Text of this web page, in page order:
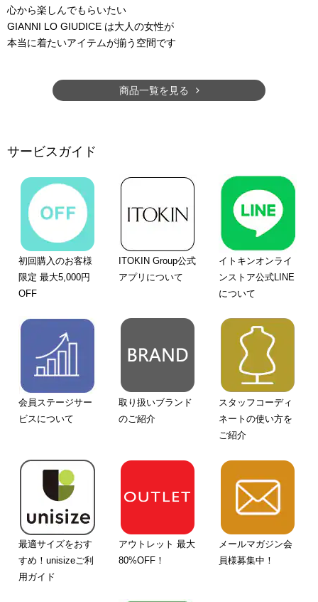
心から楽しんでもらいたい
GIANNI LO GIUDICE は大人の女性が
本当に着たいアイテムが揃う空間です
商品一覧を見る
サービスガイド
初回購入のお客様
限定 最大5,000円
OFF
ITOKIN Group公式
アプリについて
イトキンオンライ
ンストア公式LINE
について
会員ステージサー
ビスについて
取り扱いブランド
のご紹介
スタッフコーディ
ネートの使い方を
ご紹介
最適サイズをおす
すめ！unisizeご利
用ガイド
アウトレット 最大
80%OFF！
メールマガジン会
員様募集中！